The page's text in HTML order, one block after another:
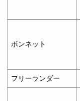
ボンネット
フリーランダー